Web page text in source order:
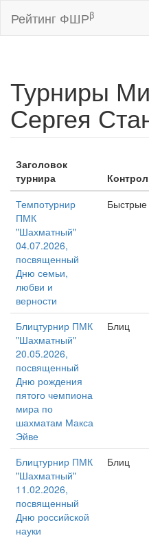
Рейтинг ФШРβ
Турниры
Сергея
Заголовок
турнира
Темпотурнир
ПМК
"Шахматный"
04.07.2026,
посвященный
Дню семьи,
любви и
верности
Быстрые
Блицтурнир ПМК
"Шахматный"
20.05.2026,
посвященный
Дню рождения
пятого чемпиона
мира по
шахматам Макса
Эйве
Блиц
Блицтурнир ПМК
"Шахматный"
11.02.2026,
посвященный
Дню российской
науки
Блиц